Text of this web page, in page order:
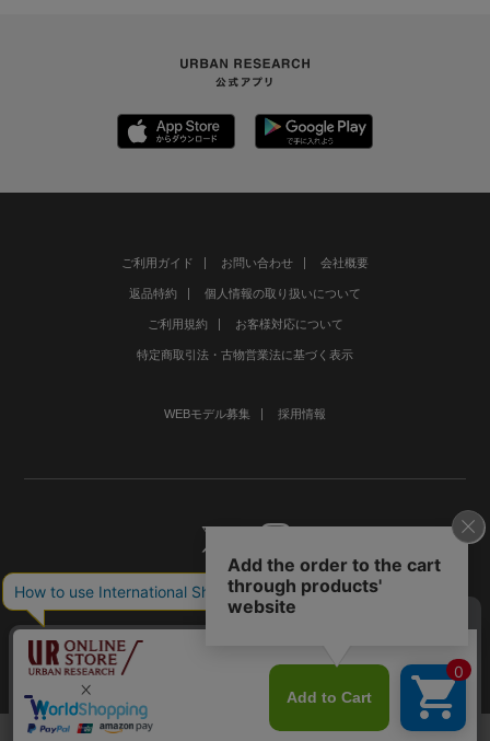
ご利用ガイド お問い合わせ 会社概要
返品特約 個人情報の取り扱いについて
ご利用規約 お客様対応について
特定商取引法・古物営業法に基づく表示
WEBモデル募集 採用情報
©URBAN RESEARCH Co., Ltd.All rights Reserved.